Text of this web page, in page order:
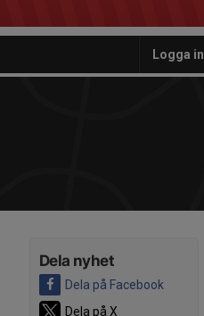
Logga in
Dela nyhet
Dela på Facebook
Dela på X